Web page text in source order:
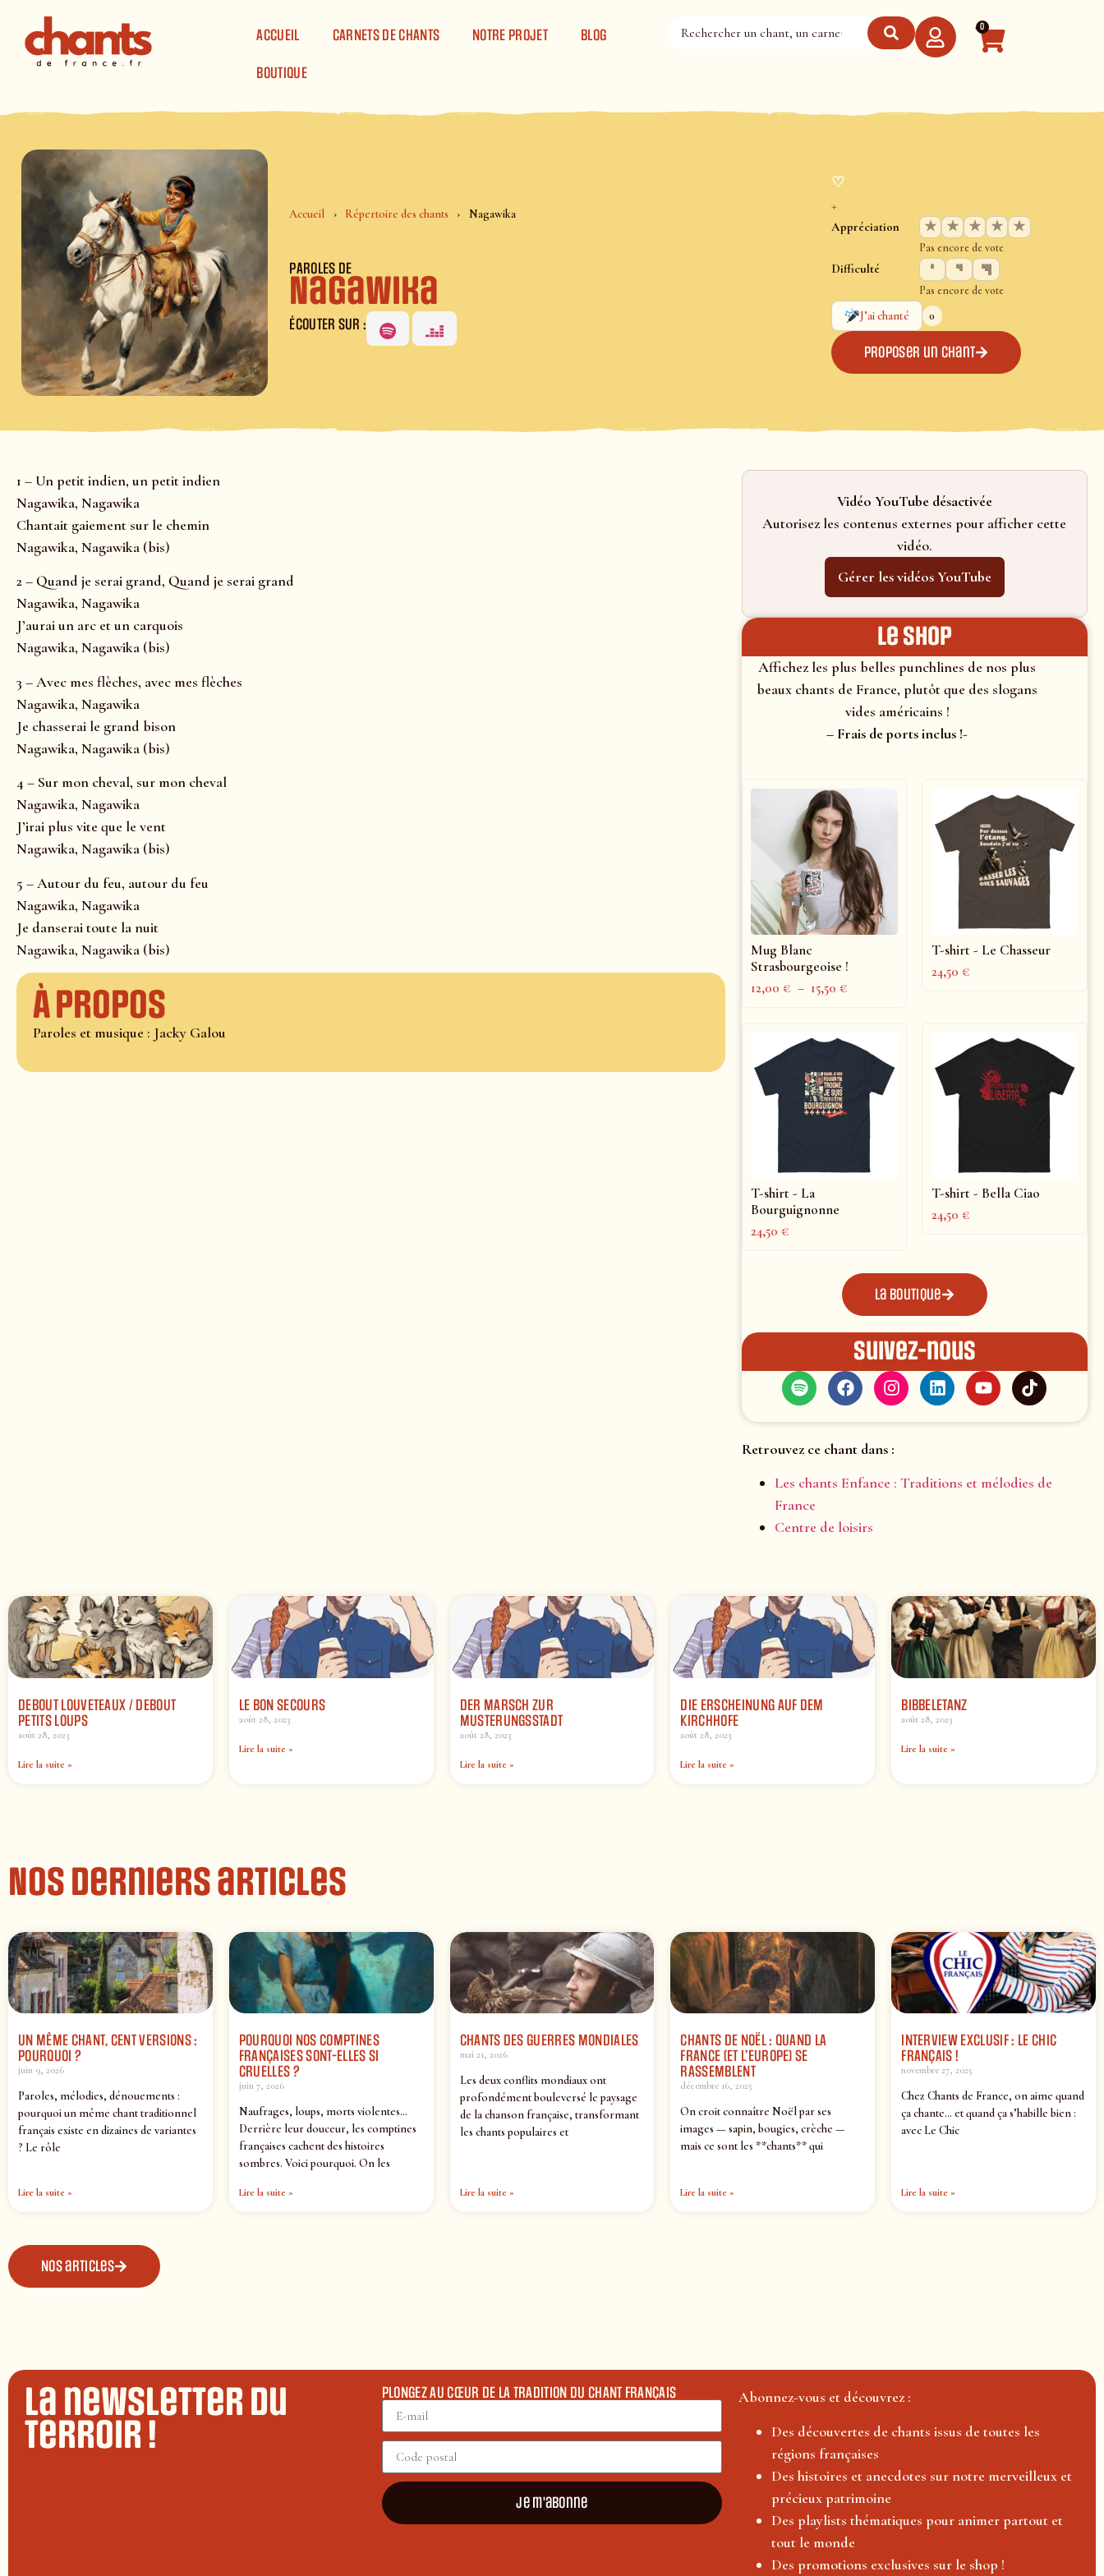
ACCUEIL
CARNETS DE CHANTS NOTRE PROJET BLOG
BOUTIQUE
0
Accueil Répertoire des chants Nagawika
PAROLES DE
Nagawika
ÉCOUTER SUR :
♡
+
Appréciation ★ ★ ★ ★ ★
Pas encore de vote
Difficulté
Pas encore de vote
J’ai chanté
0
Proposer un chant
1 – Un petit indien, un petit indien
Nagawika, Nagawika
Chantait gaiement sur le chemin
Nagawika, Nagawika (bis)
2 – Quand je serai grand, Quand je serai grand
Nagawika, Nagawika
J’aurai un arc et un carquois
Nagawika, Nagawika (bis)
3 – Avec mes flèches, avec mes flèches
Nagawika, Nagawika
Je chasserai le grand bison
Nagawika, Nagawika (bis)
4 – Sur mon cheval, sur mon cheval
Nagawika, Nagawika
J’irai plus vite que le vent
Nagawika, Nagawika (bis)
5 – Autour du feu, autour du feu
Nagawika, Nagawika
Je danserai toute la nuit
Nagawika, Nagawika (bis)
À propos
Paroles et musique : Jacky Galou
Vidéo YouTube désactivée
Autorisez les contenus externes pour afficher cette
vidéo.
Gérer les vidéos YouTube
le shop
Affichez les plus belles punchlines de nos plus
beaux chants de France, plutôt que des slogans
vides américains !
– Frais de ports inclus !-
Mug Blanc
Strasbourgeoise !
12,00€ – 15,50€
T-shirt - Le Chasseur
24,50€
T-shirt - La
Bourguignonne
24,50€
T-shirt - Bella Ciao
24,50€
La boutique
Suivez-nous
Retrouvez ce chant dans :
Les chants Enfance : Traditions et mélodies de
France
Centre de loisirs
DEBOUT LOUVETEAUX / DEBOUT
PETITS LOUPS
août 28, 2023
Lire la suite »
LE BON SECOURS
août 28, 2023
Lire la suite »
DER MARSCH ZUR
MUSTERUNGSSTADT
août 28, 2023
Lire la suite »
DIE ERSCHEINUNG AUF DEM
KIRCHHOFE
août 28, 2023
Lire la suite »
BIBBELETANZ
août 28, 2023
Lire la suite »
Nos derniers articles
UN MÊME CHANT, CENT VERSIONS :
POURQUOI ?
juin 9, 2026
Paroles, mélodies, dénouements :
pourquoi un même chant traditionnel
français existe en dizaines de variantes
? Le rôle
Lire la suite »
POURQUOI NOS COMPTINES
FRANÇAISES SONT-ELLES SI
CRUELLES ?
juin 7, 2026
Naufrages, loups, morts violentes…
Derrière leur douceur, les comptines
françaises cachent des histoires
sombres. Voici pourquoi. On les
Lire la suite »
CHANTS DES GUERRES MONDIALES
mai 21, 2026
Les deux conflits mondiaux ont
profondément bouleversé le paysage
de la chanson française, transformant
les chants populaires et
Lire la suite »
CHANTS DE NOËL : QUAND LA
FRANCE (ET L’EUROPE) SE
RASSEMBLENT
décembre 16, 2025
On croit connaître Noël par ses
images — sapin, bougies, crèche —
mais ce sont les **chants** qui
Lire la suite »
INTERVIEW EXCLUSIF : LE CHIC
FRANÇAIS !
novembre 27, 2025
Chez Chants de France, on aime quand
ça chante… et quand ça s’habille bien :
avec Le Chic
Lire la suite »
Nos articles
La newsletter du
terroir !
PLONGEZ AU CŒUR DE LA TRADITION DU CHANT FRANÇAIS
Je m'abonne
Abonnez-vous et découvrez :
Des découvertes de chants issus de toutes les
régions françaises
Des histoires et anecdotes sur notre merveilleux et
précieux patrimoine
Des playlists thématiques pour animer partout et
tout le monde
Des promotions exclusives sur le shop !